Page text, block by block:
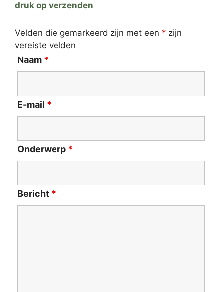
druk op verzenden
Velden die gemarkeerd zijn met een * zijn
vereiste velden
Naam *
E-mail *
Onderwerp *
Bericht *